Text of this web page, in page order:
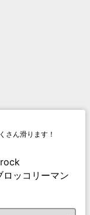
さん滑ります！
ロッコリーマン